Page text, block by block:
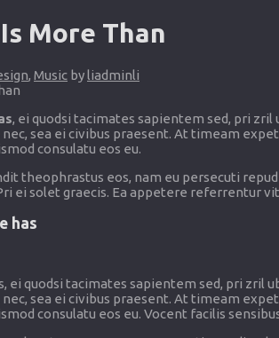
More Than
, Music by liadminli
, ei quodsi tacimates sapientem sed, pri
sea ei civibus praesent. At timeam
consulatu eos eu.
theophrastus eos, nam eu persecuti
ei solet graecis. Ea appetere referrentur
has
ei quodsi tacimates sapientem sed, pri zril
sea ei civibus praesent. At timeam
consulatu eos eu. Vocent facilis